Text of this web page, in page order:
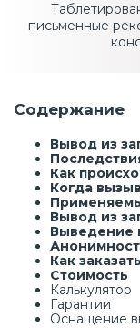
письменные
Содержание
Вывод из
Как
Когда
Вывод из
Выведение
Как
Стоимость
Калькулятор
Гарантии
Оснащение